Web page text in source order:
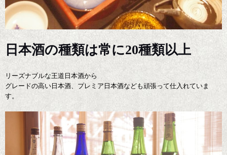
日本酒の種類は常に20種類以上
リーズナブルな王道日本酒から
グレードの高い日本酒、プレミア日本酒なども頑張って仕入れていま
す。